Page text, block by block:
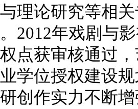
理论研究等相
2012年戏剧与
点获审核通过
学位授权建设
创作实力不断